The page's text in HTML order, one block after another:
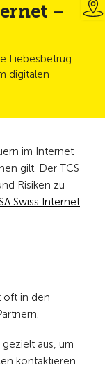
–
Liebesbetrug
digitalen
im Internet
gilt. Der TCS
Risiken zu
Swiss Internet
oft in den
aus, um
kontaktieren